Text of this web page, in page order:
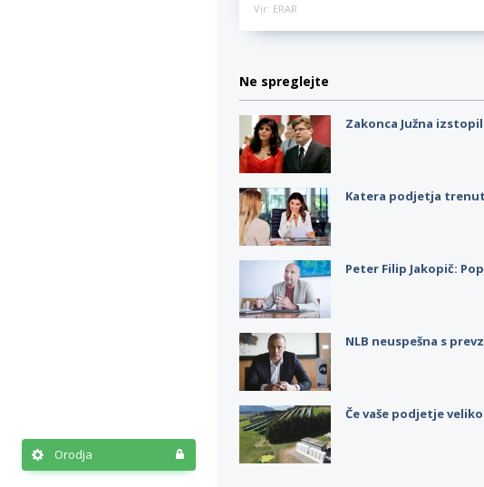
Orodja
Vir: ERAR
Ne spreglejte
Zakonca Južna
Katera podjetja
Peter Filip Jakopič:
NLB neuspešna s
Če vaše podjetje